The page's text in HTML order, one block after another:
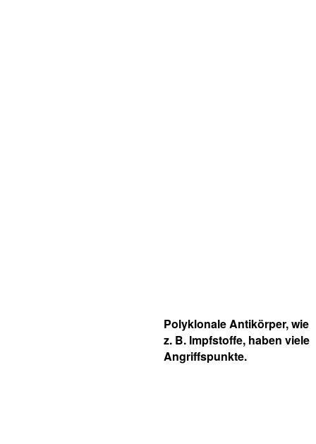
Polyklonale Antikörper, wie
z. B. Impfstoffe, haben viele
Angriffspunkte.